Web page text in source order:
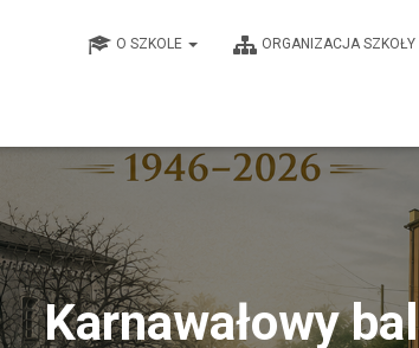
O SZKOLE ORGANIZACJA SZKOŁY
Karnawałowy bal